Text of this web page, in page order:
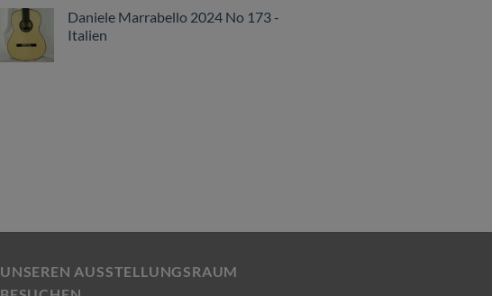
Daniele Marrabello 2024 No 173 -
Italien
UNSEREN AUSSTELLUNGSRAUM